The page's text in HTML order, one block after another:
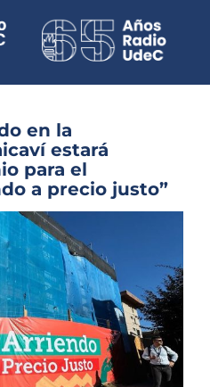
UdeC en vivo
Somos
Clásica
en la
estará
para el
a precio justo”